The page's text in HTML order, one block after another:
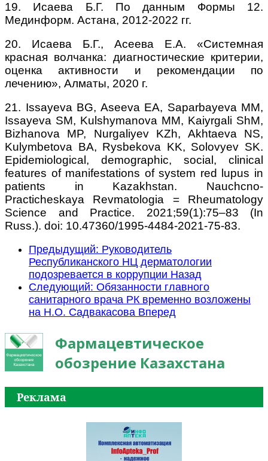
19. Исаева Б.Г. По данным Формы 12.
Мединформ. Астана, 2012-2022 гг.
20. Исаева Б.Г., Асеева Е.А. «Системная
красная волчанка: диагностические критерии,
оценка активности и рекомендации по
лечению», Алматы, 2020 г.
21. Issayeva BG, Aseeva EA, Saparbayeva MM,
Issayeva SM, Kulshymanova MM, Kaiyrgali ShM,
Bizhanova MP, Nurgaliyev KZh, Akhtaeva NS,
Kulymbetova BA, Rysbekova KK, Solovyev SK.
Epidemiological, demographic, social, clinical
features of manifestations of system red lupus in
patients in Kazakhstan. Nauchcno-
Practicheskaya Revmatologia = Rheumatology
Science and Practice. 2021;59(1):75–83 (In
Russ.). doi: 10.47360/1995-4484-2021-75-83.
Предыдущий: Руководитель
Республиканского НЦ дерматологии
подозревается в коррупции Назад
Следующий: Обязанности главного
санитарного врача РК временно возложены
на Н.О. Садвакасова Вперед
Фармацевтическое
обозрение Казахстана
Реклама